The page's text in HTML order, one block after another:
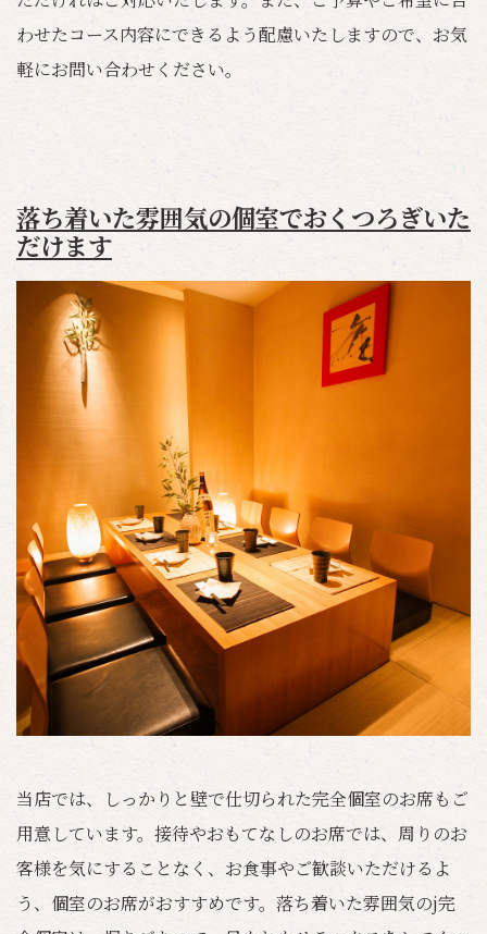
わせたコース内容にできるよう配慮いたしますので、お気
軽にお問い合わせください。
落ち着いた雰囲気の個室でおくつろぎいた
だけます
当店では、しっかりと壁で仕切られた完全個室のお席もご
用意しています。接待やおもてなしのお席では、周りのお
客様を気にすることなく、お食事やご歓談いただけるよ
う、個室のお席がおすすめです。落ち着いた雰囲気のj完